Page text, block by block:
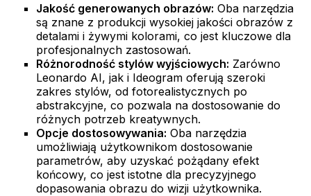
Jakość generowanych obrazów: Oba narzędzia
są znane z produkcji wysokiej jakości obrazów z
detalami i żywymi kolorami, co jest kluczowe dla
profesjonalnych zastosowań.
Różnorodność stylów wyjściowych: Zarówno
Leonardo AI, jak i Ideogram oferują szeroki
zakres stylów, od fotorealistycznych po
abstrakcyjne, co pozwala na dostosowanie do
różnych potrzeb kreatywnych.
Opcje dostosowywania: Oba narzędzia
umożliwiają użytkownikom dostosowanie
parametrów, aby uzyskać pożądany efekt
końcowy, co jest istotne dla precyzyjnego
dopasowania obrazu do wizji użytkownika.